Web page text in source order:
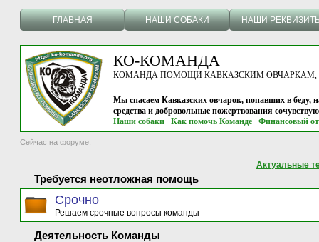
ГЛАВНАЯ НАШИ СОБАКИ НАШИ
КО-КОМАНДА
КОМАНДА ПОМОЩИ КАВКАЗСКИМ ОВЧАРКАМ, г.
Мы спасаем Кавказских овчарок, попавших в беду,
средства и добровольные пожертвования
Наши собаки
Как помочь Команде Финансовый
Сейчас на форуме:
Актуальные
Требуется неотложная помощь
Срочно
Решаем срочные вопросы команды
Деятельность Команды